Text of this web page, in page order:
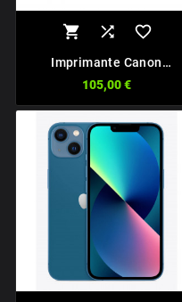
  
Imprimante Canon
105,00 €